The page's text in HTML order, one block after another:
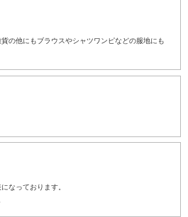
の他にもブラウスやシャツワンピなどの服地にも
なっております。